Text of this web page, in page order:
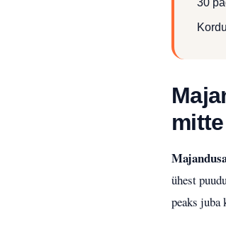
30
ühest
peaks juba